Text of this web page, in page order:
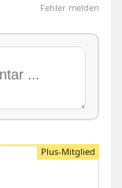
Fehler melden